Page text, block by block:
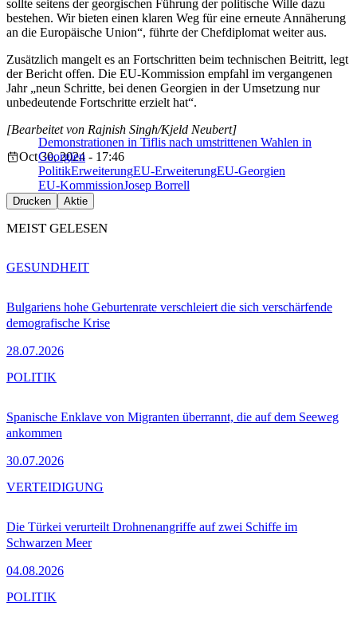
sollte seitens der georgischen Führung der politische Wille dazu
bestehen. Wir bieten einen klaren Weg für eine erneute Annäherung
an die Europäische Union“, führte der Chefdiplomat weiter aus.
Zusätzlich mangelt es an Fortschritten beim technischen Beitritt, legt
der Bericht offen. Die EU-Kommission empfahl im vergangenen
Jahr „neun Schritte, bei denen Georgien in der Umsetzung nur
unbedeutende Fortschritte erzielt hat“.
Demonstrationen in Tiflis nach umstrittenen Wahlen in
Georgien
[Bearbeitet von Rajnish Singh/Kjeld Neubert]
Oct 30, 2024 - 17:46
PolitikErweiterungEU-ErweiterungEU-Georgien
EU-KommissionJosep Borrell
Drucken Aktie
MEIST GELESEN
Bulgariens hohe Geburtenrate verschleiert die sich verschärfende
demografische Krise
28.07.2026
GESUNDHEIT
Spanische Enklave von Migranten überrannt, die auf dem Seeweg
ankommen
30.07.2026
POLITIK
Die Türkei verurteilt Drohnenangriffe auf zwei Schiffe im
Schwarzen Meer
04.08.2026
VERTEIDIGUNG
POLITIK